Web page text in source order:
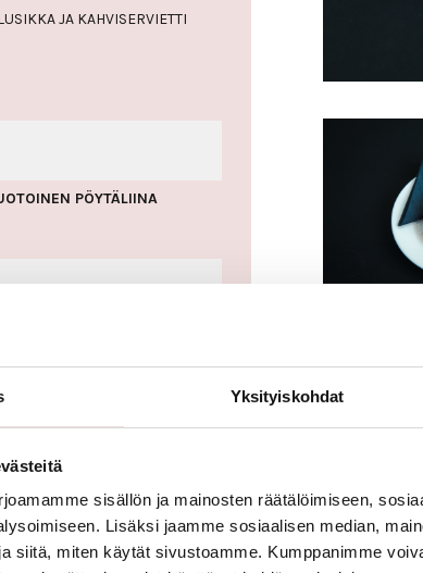
Yksityiskohdat
sisällön ja mainosten räätälöimiseen,
Lisäksi jaamme sosiaalisen median,
siitä, miten käytät sivustoamme. Kumppanimme
JA KAHVISERVIETTI
PÖYTÄLIINA